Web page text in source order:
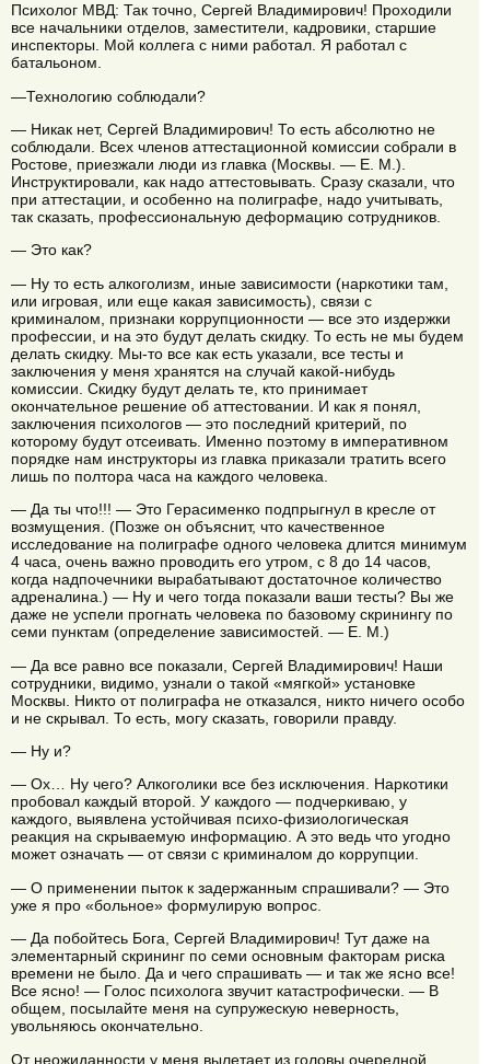
Психолог МВД: Так точно, Сергей Владимирович! Проходили
все начальники отделов, заместители, кадровики, старшие
инспекторы. Мой коллега с ними работал. Я работал с
батальоном.
—Технологию соблюдали?
— Никак нет, Сергей Владимирович! То есть абсолютно не
соблюдали. Всех членов аттестационной комиссии собрали в
Ростове, приезжали люди из главка (Москвы. — Е. М.).
Инструктировали, как надо аттестовывать. Сразу сказали, что
при аттестации, и особенно на полиграфе, надо учитывать,
так сказать, профессиональную деформацию сотрудников.
— Это как?
— Ну то есть алкоголизм, иные зависимости (наркотики там,
или игровая, или еще какая зависимость), связи с
криминалом, признаки коррупционности — все это издержки
профессии, и на это будут делать скидку. То есть не мы будем
делать скидку. Мы-то все как есть указали, все тесты и
заключения у меня хранятся на случай какой-нибудь
комиссии. Скидку будут делать те, кто принимает
окончательное решение об аттестовании. И как я понял,
заключения психологов — это последний критерий, по
которому будут отсеивать. Именно поэтому в императивном
порядке нам инструкторы из главка приказали тратить всего
лишь по полтора часа на каждого человека.
— Да ты что!!! — Это Герасименко подпрыгнул в кресле от
возмущения. (Позже он объяснит, что качественное
исследование на полиграфе одного человека длится минимум
4 часа, очень важно проводить его утром, с 8 до 14 часов,
когда надпочечники вырабатывают достаточное количество
адреналина.) — Ну и чего тогда показали ваши тесты? Вы же
даже не успели прогнать человека по базовому скринингу по
семи пунктам (определение зависимостей. — Е. М.)
— Да все равно все показали, Сергей Владимирович! Наши
сотрудники, видимо, узнали о такой «мягкой» установке
Москвы. Никто от полиграфа не отказался, никто ничего особо
и не скрывал. То есть, могу сказать, говорили правду.
— Ну и?
— Ох… Ну чего? Алкоголики все без исключения. Наркотики
пробовал каждый второй. У каждого — подчеркиваю, у
каждого, выявлена устойчивая психо-физиологическая
реакция на скрываемую информацию. А это ведь что угодно
может означать — от связи с криминалом до коррупции.
— О применении пыток к задержанным спрашивали? — Это
уже я про «больное» формулирую вопрос.
— Да побойтесь Бога, Сергей Владимирович! Тут даже на
элементарный скрининг по семи основным факторам риска
времени не было. Да и чего спрашивать — и так же ясно все!
Все ясно! — Голос психолога звучит катастрофически. — В
общем, посылайте меня на супружескую неверность,
увольняюсь окончательно.
От неожиданности у меня вылетает из головы очередной